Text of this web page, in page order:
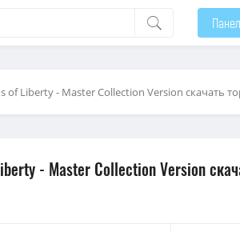
of Liberty - Master Collection Version скачать
- Master Collection Version